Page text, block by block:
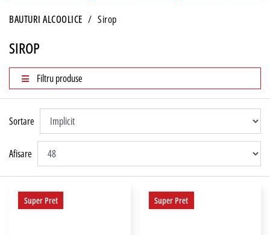
BAUTURI ALCOOLICE Sirop
SIROP
Filtru produse
Sortare
Afisare
Super Pret Super Pret